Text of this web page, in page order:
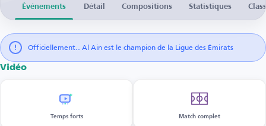
Événements Détail Compositions Statistiques
Officiellement.. Al Ain est le champion de la Ligue des Émirats
Vidéo
Temps forts Match complet